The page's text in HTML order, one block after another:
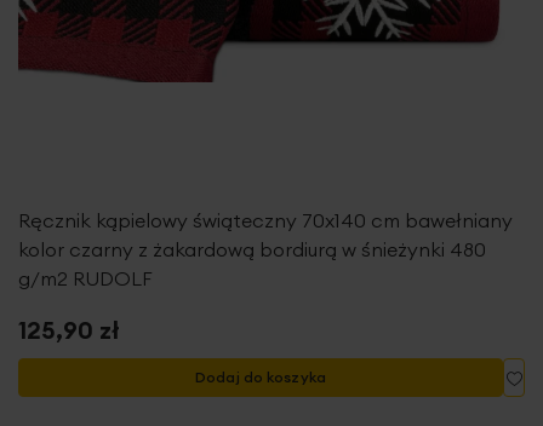
Ręcznik kąpielowy świąteczny 70x140 cm bawełniany
kolor czarny z żakardową bordiurą w śnieżynki 480
g/m2 RUDOLF
125,90 zł
Dodaj do koszyka